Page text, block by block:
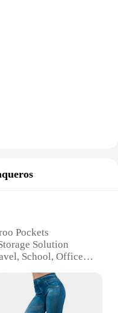
Pockets
Solution
School, Office
and Stylish